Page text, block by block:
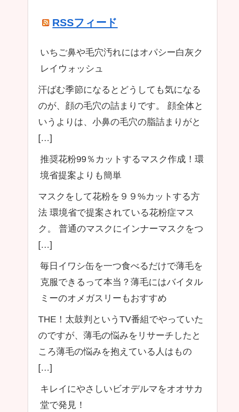
RSSフィード
いちご鼻や毛穴汚れにはオパシー白灰ク
レイウォッシュ
汗ばむ季節になるとどうしても気になる
のが、顔の毛穴の詰まりです。 顔全体と
いうよりは、小鼻の毛穴の脂詰まりがと
[…]
推奨花粉99％カットするマスク作成！環
境省提案よりも簡単
マスクをして花粉を９９%カットする方
法 環境省で提案されている花粉症マス
ク。 普通のマスクにインナーマスクをつ
[…]
毎日イワシ缶を一つ食べるだけで薄毛を
克服できるって本当？薄毛にはバイタル
ミーのオメガスリーもおすすめ
THE！太鼓判というTV番組でやっていた
のですが、薄毛の悩みをリサーチしたと
ころ薄毛の悩みを抱えている人はもの
[…]
キレイにやさしいビオデルマをオオサカ
堂で発見！